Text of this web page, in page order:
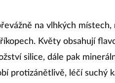
na vlhkých místech,
Květy obsahují
silice, dále pak
protizánětlivě, léčí suchý